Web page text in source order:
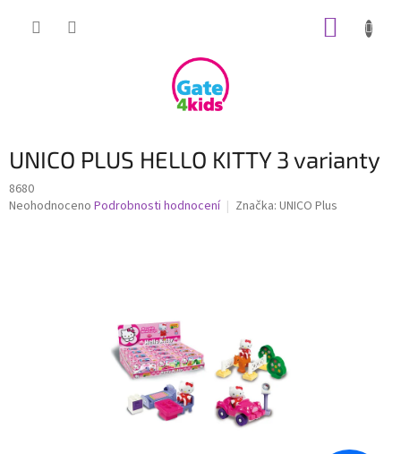
UNICO PLUS HELLO KITTY 3 varianty
8680
Průměrné
Neohodnoceno Podrobnosti hodnocení Značka: UNICO Plus